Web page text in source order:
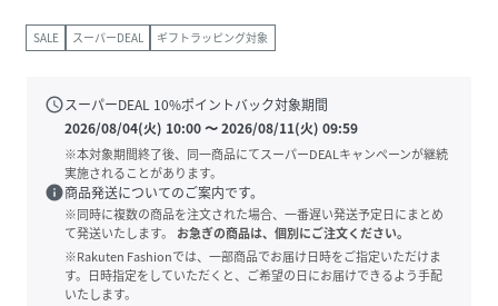
SALE スーパーDEAL ギフトラッピング対象
scheduleスーパーDEAL 10%ポイントバック対象期間
2026/08/04(火) 10:00〜2026/08/11(火) 09:59
※本対象期間終了後、同一商品にてスーパーDEALキャンペーンが継続
実施されることがあります。
info商品発送についてのご案内です。
※同時に複数の商品を注文された場合、一番遅い発送予定日にまとめ
て発送いたします。
お急ぎの商品は、個別にご注文ください。
※Rakuten Fashionでは、一部商品でお届け日時をご指定いただけま
す。日時指定をしていただくと、ご希望の日にお届けできるよう手配
いたします。